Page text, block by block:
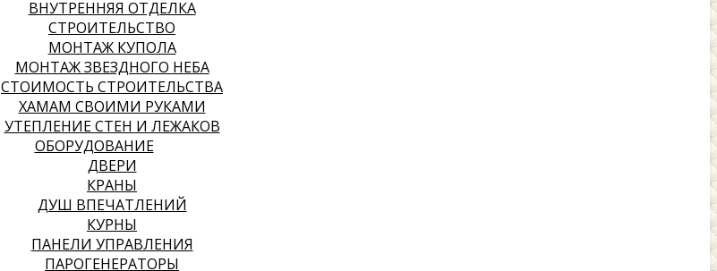
ВНУТРЕННЯЯ ОТДЕЛКА
СТРОИТЕЛЬСТВО
МОНТАЖ КУПОЛА
МОНТАЖ ЗВЕЗДНОГО НЕБА
СТОИМОСТЬ СТРОИТЕЛЬСТВА
ХАМАМ СВОИМИ РУКАМИ
УТЕПЛЕНИЕ СТЕН И ЛЕЖАКОВ
ОБОРУДОВАНИЕ
ДВЕРИ
КРАНЫ
ДУШ ВПЕЧАТЛЕНИЙ
КУРНЫ
ПАНЕЛИ УПРАВЛЕНИЯ
ПАРОГЕНЕРАТОРЫ